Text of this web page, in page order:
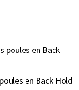
poules en Back
en Back Hold